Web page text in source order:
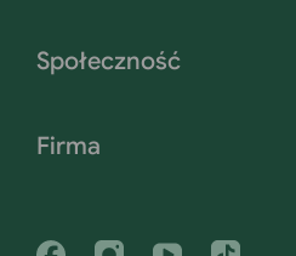
Społeczność
Firma
FacebookInstagramYouTubeTiktok